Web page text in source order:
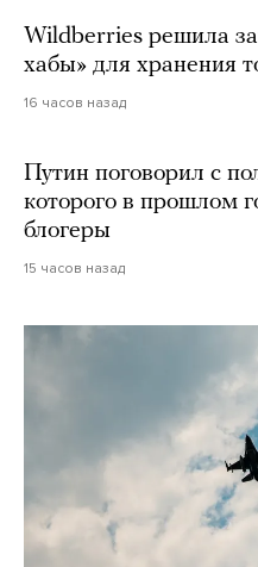
Wildberries решила
хабы» для хранения
16 часов назад
Путин поговорил с
которого в прошлом
блогеры
15 часов назад